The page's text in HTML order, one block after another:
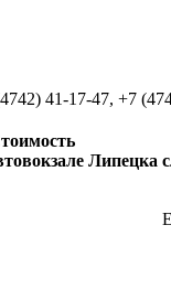
41-17-47, +7
Липецка